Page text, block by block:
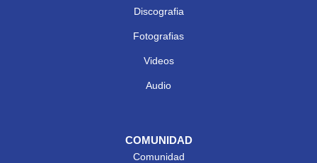
Discografia
Fotografias
Videos
Audio
COMUNIDAD
Comunidad